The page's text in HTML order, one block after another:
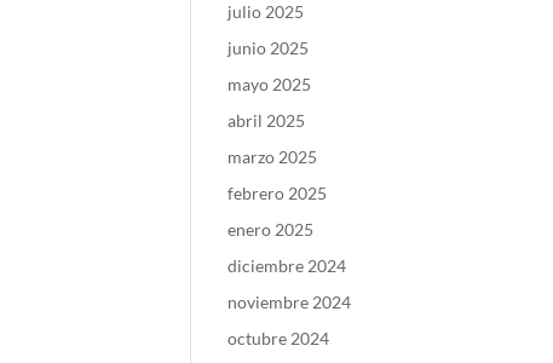
julio 2025
junio 2025
mayo 2025
abril 2025
marzo 2025
febrero 2025
enero 2025
diciembre 2024
noviembre 2024
octubre 2024